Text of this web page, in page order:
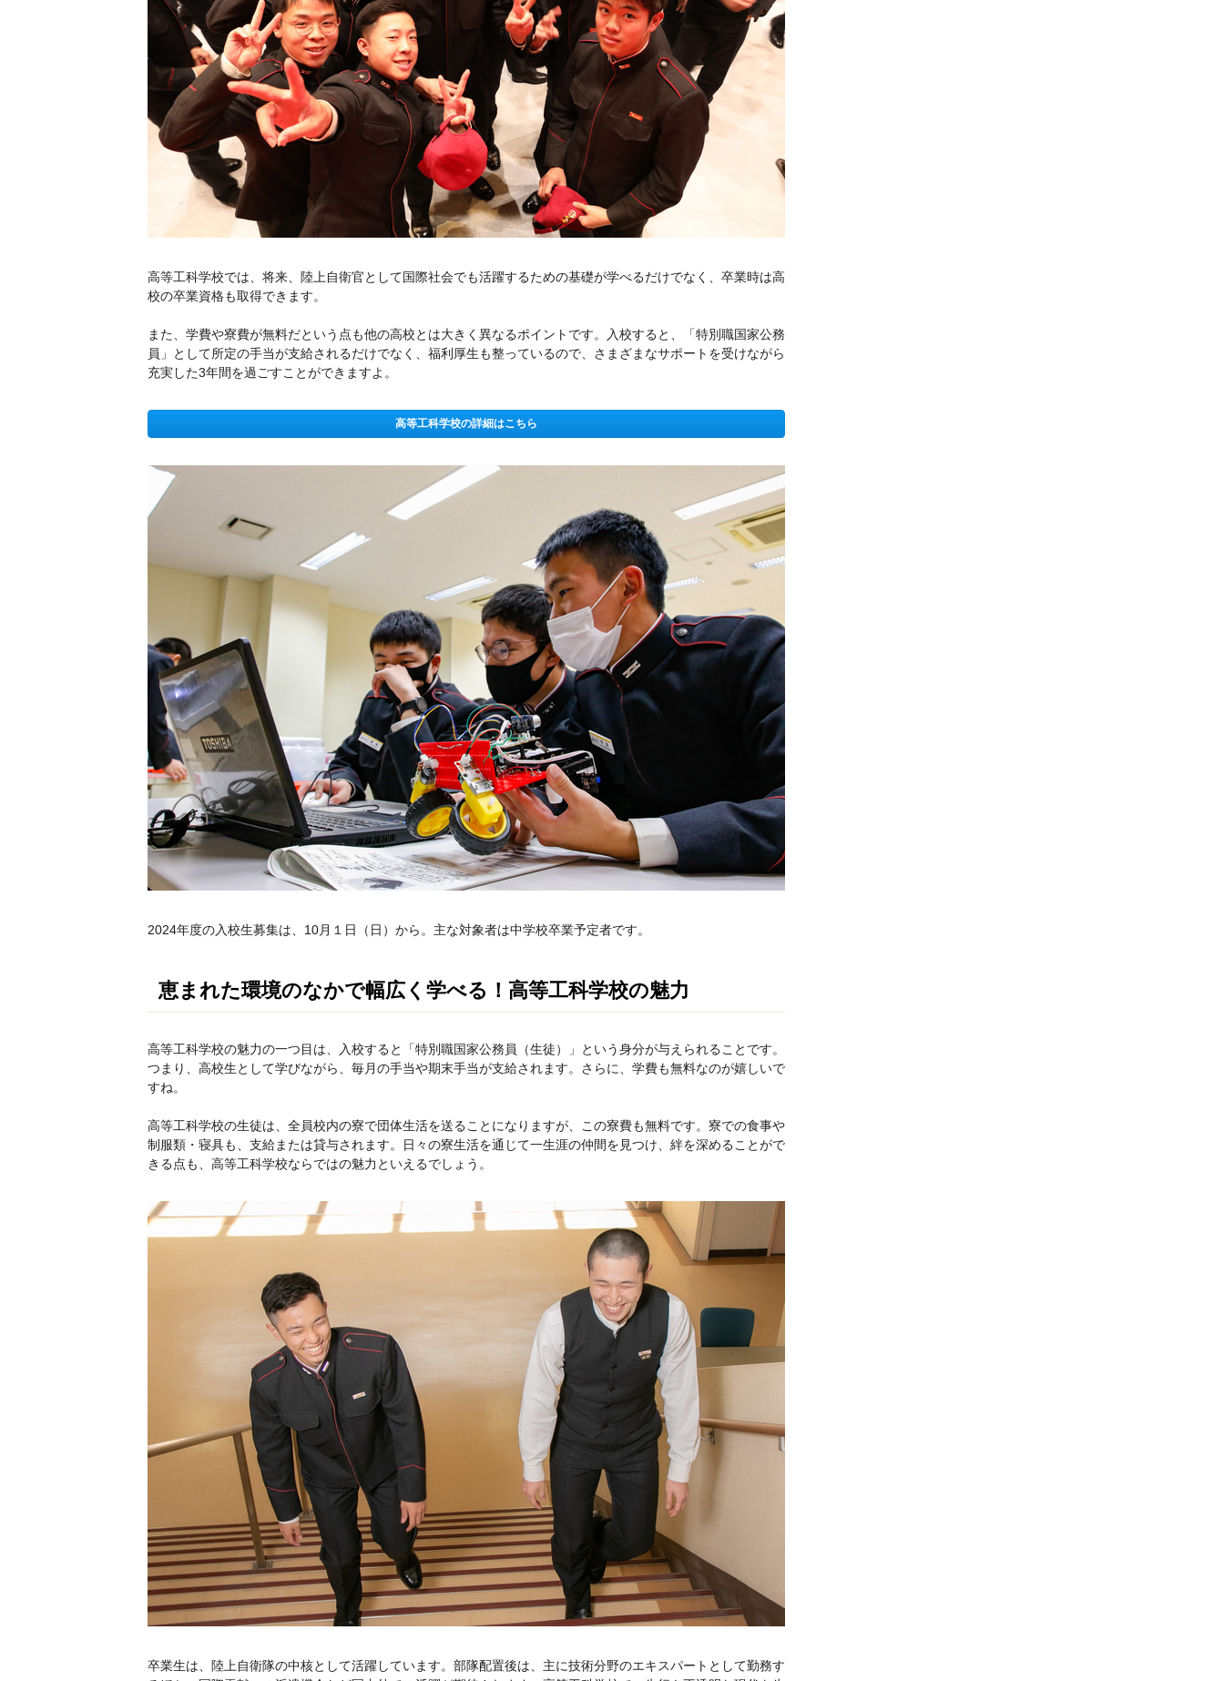
高等工科学校では、将来、陸上自衛官として国際社会でも活躍するための基礎が学べるだけでなく、卒業時は高
校の卒業資格も取得できます。
また、学費や寮費が無料だという点も他の高校とは大きく異なるポイントです。入校すると、「特別職国家公務
員」として所定の手当が支給されるだけでなく、福利厚生も整っているので、さまざまなサポートを受けながら
充実した3年間を過ごすことができますよ。
高等工科学校の詳細はこちら
2024年度の入校生募集は、10月１日（日）から。主な対象者は中学校卒業予定者です。
恵まれた環境のなかで幅広く学べる！高等工科学校の魅力
高等工科学校の魅力の一つ目は、入校すると「特別職国家公務員（生徒）」という身分が与えられることです。
つまり、高校生として学びながら、毎月の手当や期末手当が支給されます。さらに、学費も無料なのが嬉しいで
すね。
高等工科学校の生徒は、全員校内の寮で団体生活を送ることになりますが、この寮費も無料です。寮での食事や
制服類・寝具も、支給または貸与されます。日々の寮生活を通じて一生涯の仲間を見つけ、絆を深めることがで
きる点も、高等工科学校ならではの魅力といえるでしょう。
卒業生は、陸上自衛隊の中核として活躍しています。部隊配置後は、主に技術分野のエキスパートとして勤務す